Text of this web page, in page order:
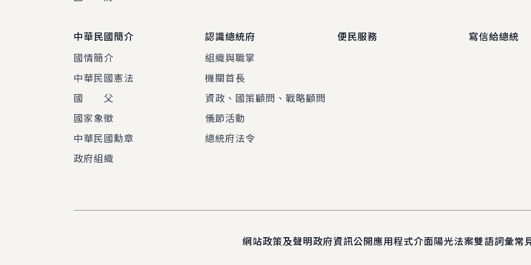
中華民國簡介
國情簡介
中華民國憲法
國 父
國家象徵
中華民國勳章
政府組織
認識總統府
組織與職掌
機關首長
資政、國策顧問、戰略顧問
儀節活動
總統府法令
便民服務 寫信給總統
網站政策及聲明政府資訊公開應用程式介面陽光法案雙語詞彙常